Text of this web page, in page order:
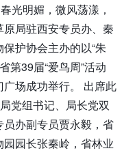
光明媚，微风荡漾，
局驻西安专员办、秦
护协会主办的以“朱
第39届“爱鸟周”活动
场成功举行。 出席此
党组书记、局长党双
办副专员贾永毅，省
园长张秦岭，省林业